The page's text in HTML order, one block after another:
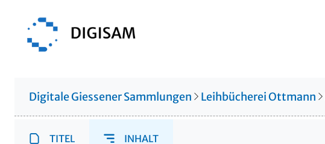
Digitale Giessener Sammlungen Leihbücherei Ottmann
TITEL INHALT